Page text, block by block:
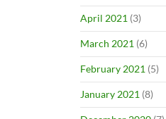
April 2021 (3)
March 2021 (6)
February 2021 (5)
January 2021 (8)